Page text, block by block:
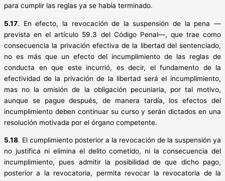
para cumplir las reglas ya se había terminado.
5.17. En efecto, la revocación de la suspensión de la pena —
prevista en el artículo 59.3 del Código Penal—, que trae como
consecuencia la privación efectiva de la libertad del sentenciado,
no es más que un efecto del incumplimiento de las reglas de
conducta en que este incurrió, es decir, el fundamento de la
efectividad de la privación de la libertad será el incumplimiento,
mas no la omisión de la obligación pecuniaria, por tal motivo,
aunque se pague después, de manera tardía, los efectos del
incumplimiento deben continuar su curso y serán dictados en una
resolución motivada por el órgano competente.
5.18. El cumplimiento posterior a la revocación de la suspensión ya
no justifica ni elimina el delito cometido, ni la consecuencia del
incumplimiento, pues admitir la posibilidad de que dicho pago,
posterior a la revocatoria, permita revocar la revocatoria de la